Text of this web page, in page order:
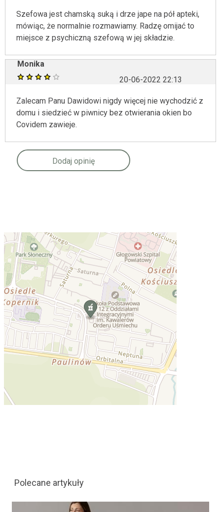
Szefowa jest chamską suką i drze jape na pół apteki,
mówiąc, że normalnie rozmawiamy. Radzę omijać to
miejsce z psychiczną szefową w jej składzie.
Monika
20-06-2022 22:13
Zalecam Panu Dawidowi nigdy więcej nie wychodzić z
domu i siedzieć w piwnicy bez otwierania okien bo
Covidem zawieje.
Dodaj opinię
Polecane artykuły